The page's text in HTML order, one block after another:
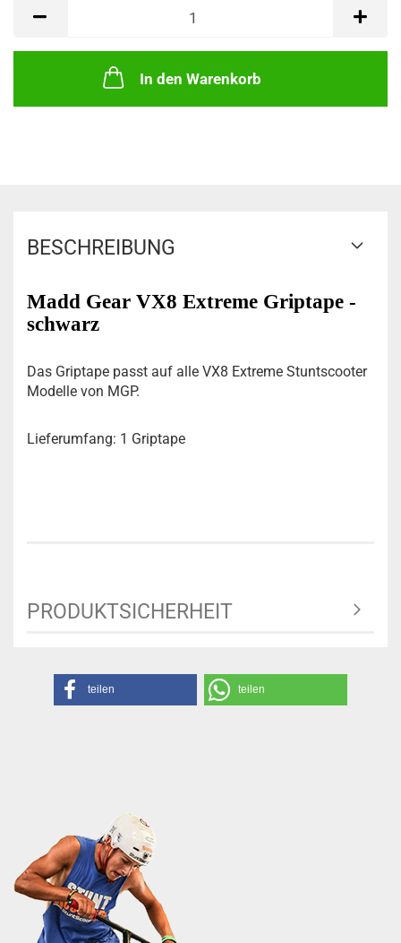
In den Warenkorb
BESCHREIBUNG
Madd Gear VX8 Extreme Griptape -
schwarz
Das Griptape passt auf alle VX8 Extreme Stuntscooter
Modelle von MGP.
Lieferumfang: 1 Griptape
PRODUKTSICHERHEIT
teilen teilen